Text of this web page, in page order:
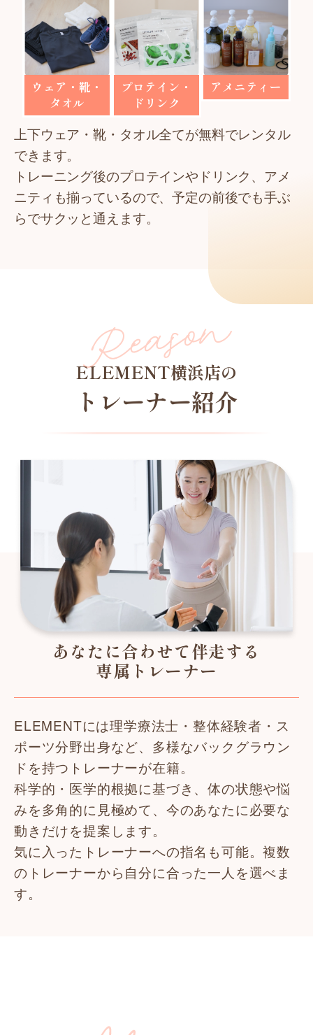
ウェア・靴・
タオル
プロテイン・
ドリンク
アメニティー
上下ウェア・靴・タオル全てが無料でレンタル
できます。
トレーニング後のプロテインやドリンク、アメ
ニティも揃っているので、予定の前後でも手ぶ
らでサクッと通えます。
ELEMENT横浜店の
トレーナー紹介
あなたに合わせて伴走する
専属トレーナー
ELEMENTには理学療法士・整体経験者・ス
ポーツ分野出身など、多様なバックグラウン
ドを持つトレーナーが在籍。
科学的・医学的根拠に基づき、体の状態や悩
みを多角的に見極めて、今のあなたに必要な
動きだけを提案します。
気に入ったトレーナーへの指名も可能。複数
のトレーナーから自分に合った一人を選べま
す。